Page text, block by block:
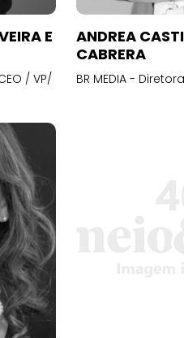
E
/ VP/
ANDREA
CABRERA
BR MEDIA -